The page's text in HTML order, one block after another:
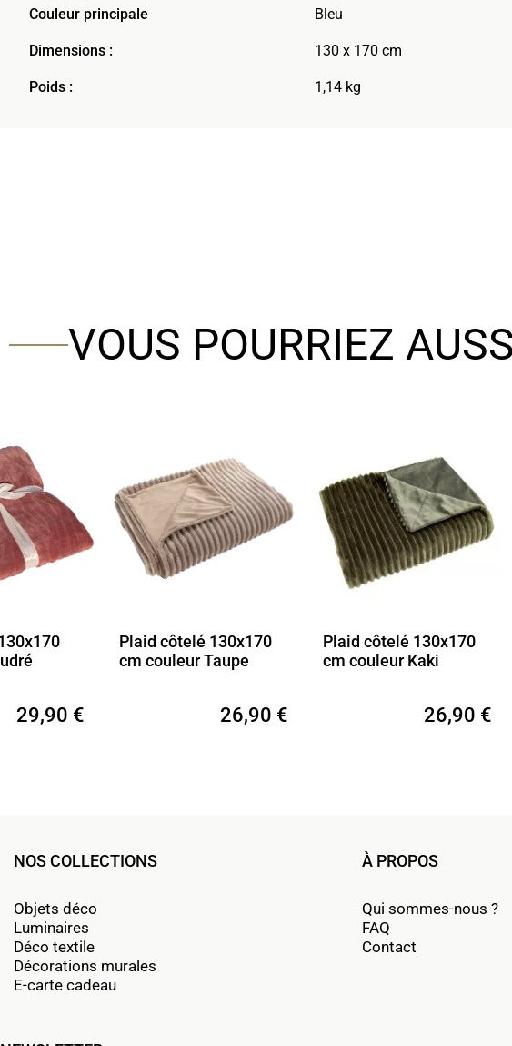
Couleur principale Bleu
Dimensions : 130 x 170 cm
Poids : 1,14 kg
VOUS POURRIEZ
130x170
Taupe
26,90 €
Plaid côtelé 130x170
cm couleur Kaki
26,90 €
Plaid chaud à larges
côtes 130x170 cm
44,90
NOS COLLECTIONS
Objets déco
Luminaires
Déco textile
Décorations murales
E-carte cadeau
À PROPOS
Qui sommes-nous ?
FAQ
Contact